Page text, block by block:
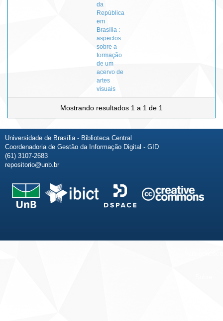
da
República
em
Brasília :
aspectos
sobre a
formação
de um
acervo de
artes
visuais
Mostrando resultados 1 a 1 de 1
Universidade de Brasília - Biblioteca Central
Coordenadoria de Gestão da Informação Digital - GID
(61) 3107-2683
repositorio@unb.br